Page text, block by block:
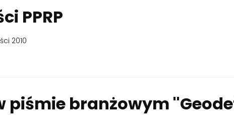
PPRP
2010
piśmie branżowym